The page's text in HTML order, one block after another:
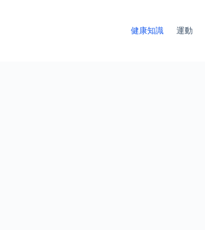
健康知識 運動